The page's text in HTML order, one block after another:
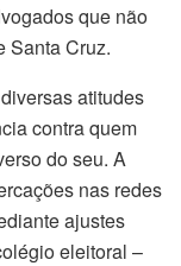
que não
Santa Cruz.
atitudes
contra quem
do seu. A
nas redes
ajustes
eleitoral –